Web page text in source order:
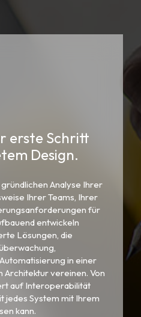
erste Schritt
Design.
Analyse Ihrer
Ihrer Teams, Ihrer
für
entwickeln
Lösungen, die
in einer
vereinen. Von
auf Interoperabilität
jedes System mit Ihrem
kann.